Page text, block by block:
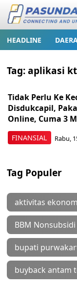
HEADLINE
Tag:aplikasi
FINANSIAL
Tidak Perlu Ke
Disdukcapil,
Online, Cuma 3
Rabu,
Tag Populer
aktivitas
BBM Nonsubsidi
bupati
buyback antam